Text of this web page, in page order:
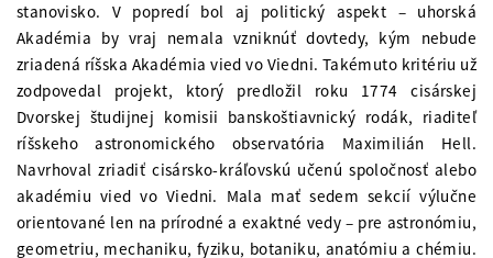
stanovisko. V popredí bol aj politický aspekt – uhorská
Akadémia by vraj nemala vzniknúť dovtedy, kým nebude
zriadená ríšska Akadémia vied vo Viedni. Takémuto kritériu už
zodpovedal projekt, ktorý predložil roku 1774 cisárskej
Dvorskej študijnej komisii banskoštiavnický rodák, riaditeľ
ríšskeho astronomického observatória Maximilián Hell.
Navrhoval zriadiť cisársko-kráľovskú učenú spoločnosť alebo
akadémiu vied vo Viedni. Mala mať sedem sekcií výlučne
orientované len na prírodné a exaktné vedy – pre astronómiu,
geometriu, mechaniku, fyziku, botaniku, anatómiu a chémiu.